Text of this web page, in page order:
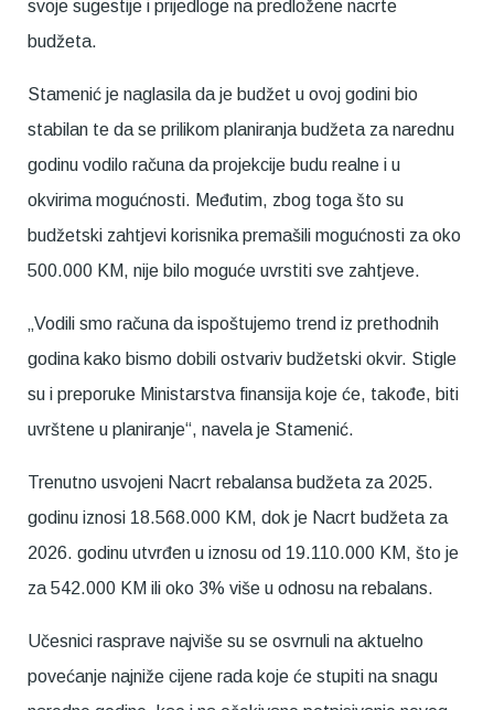
svoje sugestije i prijedloge na predložene nacrte
budžeta.
Stamenić je naglasila da je budžet u ovoj godini bio
stabilan te da se prilikom planiranja budžeta za narednu
godinu vodilo računa da projekcije budu realne i u
okvirima mogućnosti. Međutim, zbog toga što su
budžetski zahtjevi korisnika premašili mogućnosti za oko
500.000 KM, nije bilo moguće uvrstiti sve zahtjeve.
„Vodili smo računa da ispoštujemo trend iz prethodnih
godina kako bismo dobili ostvariv budžetski okvir. Stigle
su i preporuke Ministarstva finansija koje će, takođe, biti
uvrštene u planiranje“, navela je Stamenić.
Trenutno usvojeni Nacrt rebalansa budžeta za 2025.
godinu iznosi 18.568.000 KM, dok je Nacrt budžeta za
2026. godinu utvrđen u iznosu od 19.110.000 KM, što je
za 542.000 KM ili oko 3% više u odnosu na rebalans.
Učesnici rasprave najviše su se osvrnuli na aktuelno
povećanje najniže cijene rada koje će stupiti na snagu